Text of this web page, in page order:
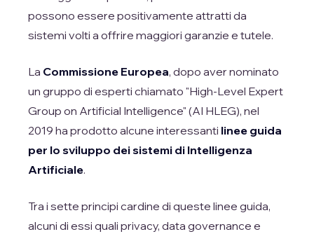
possono essere positivamente attratti da
sistemi volti a offrire maggiori garanzie e tutele.
La Commissione Europea, dopo aver nominato
un gruppo di esperti chiamato "High-Level Expert
Group on Artificial Intelligence" (AI HLEG), nel
2019 ha prodotto alcune interessanti linee guida
per lo sviluppo dei sistemi di Intelligenza
Artificiale.
Tra i sette principi cardine di queste linee guida,
alcuni di essi quali privacy, data governance e